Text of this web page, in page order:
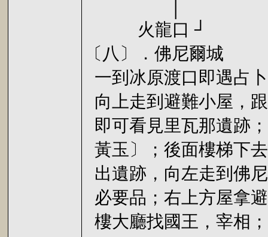
火龍口
〔八〕．佛尼爾城
一到冰原渡口即遇占
向上走到避難小屋，
即可看見里瓦那遺跡
黃玉〕；後面樓梯下
出遺跡，向左走到佛
必要品；右上方屋拿
樓大廳找國王，宰相